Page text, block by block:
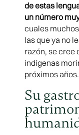
de estas
un número
cuales
las que ya no
razón, se cree
indígenas
próximos
Su